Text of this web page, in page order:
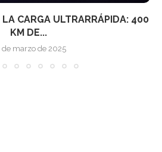
CARGA ULTRARRÁPIDA: 400
KM DE...
de marzo de 2025